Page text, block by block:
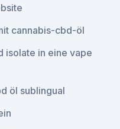
cannabis-cbd-öl
isolate in eine vape
öl sublingual